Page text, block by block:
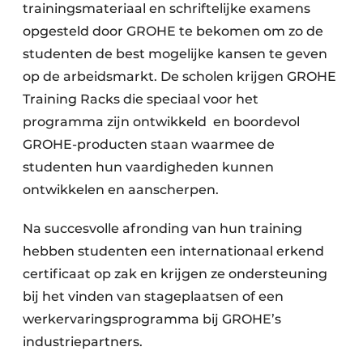
trainingsmateriaal en schriftelijke examens
opgesteld door GROHE te bekomen om zo de
studenten de best mogelijke kansen te geven
op de arbeidsmarkt. De scholen krijgen GROHE
Training Racks die speciaal voor het
programma zijn ontwikkeld en boordevol
GROHE-producten staan waarmee de
studenten hun vaardigheden kunnen
ontwikkelen en aanscherpen.
Na succesvolle afronding van hun training
hebben studenten een internationaal erkend
certificaat op zak en krijgen ze ondersteuning
bij het vinden van stageplaatsen of een
werkervaringsprogramma bij GROHE’s
industriepartners.